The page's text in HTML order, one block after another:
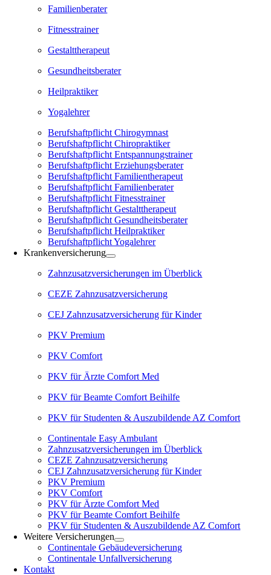
Familienberater
Fitnesstrainer
Gestalttherapeut
Gesundheitsberater
Heilpraktiker
Yogalehrer
Berufshaftpflicht Chirogymnast
Berufshaftpflicht Chiropraktiker
Berufshaftpflicht Entspannungstrainer
Berufshaftpflicht Erziehungsberater
Berufshaftpflicht Familientherapeut
Berufshaftpflicht Familienberater
Berufshaftpflicht Fitnesstrainer
Berufshaftpflicht Gestalttherapeut
Berufshaftpflicht Gesundheitsberater
Berufshaftpflicht Heilpraktiker
Berufshaftpflicht Yogalehrer
Krankenversicherung
Zahnzusatzversicherungen im Überblick
CEZE Zahnzusatzversicherung
CEJ Zahnzusatzversicherung für Kinder
PKV Premium
PKV Comfort
PKV für Ärzte Comfort Med
PKV für Beamte Comfort Beihilfe
PKV für Studenten & Auszubildende AZ Comfort
Continentale Easy Ambulant
Zahnzusatzversicherungen im Überblick
CEZE Zahnzusatzversicherung
CEJ Zahnzusatzversicherung für Kinder
PKV Premium
PKV Comfort
PKV für Ärzte Comfort Med
PKV für Beamte Comfort Beihilfe
PKV für Studenten & Auszubildende AZ Comfort
Weitere Versicherungen
Continentale Gebäudeversicherung
Continentale Unfallversicherung
Kontakt